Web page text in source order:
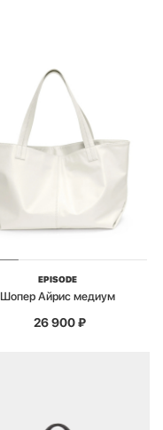
EPISODE
Шопер Айрис медиум
26 900₽